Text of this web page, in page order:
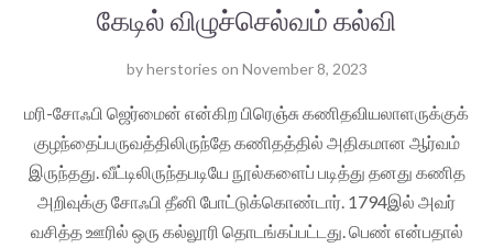
கேடில் விழுச்செல்வம் கல்வி
byherstories on November 8, 2023
மரி-சோஃபி ஜெர்மைன் என்கிற பிரெஞ்சு கணிதவியலாளருக்குக்
குழந்தைப்பருவத்திலிருந்தே கணிதத்தில் அதிகமான ஆர்வம்
இருந்தது. வீட்டிலிருந்தபடியே நூல்களைப் படித்து தனது கணித
அறிவுக்கு சோஃபி தீனி போட்டுக்கொண்டார். 1794இல் அவர்
வசித்த ஊரில் ஒரு கல்லூரி தொடங்கப்பட்டது. பெண் என்பதால்